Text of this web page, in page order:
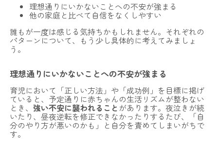
理想通りにいかないことへの不安が強まる
他の家庭と比べて自信をなくしやすい
誰もが一度は感じる気持ちかもしれません。それぞれの
パターンについて、もう少し具体的に考えてみましょ
う。
理想通りにいかないことへの不安が強まる
育児において「正しい方法」や「成功例」を目標に掲げ
ていると、予定通りに赤ちゃんの生活リズムが整わない
とき、 強い不安に襲われること があります。夜泣きが続
いたり、昼夜逆転を修正できなかったりするたび、「自
分のやり方が悪いのかも」と自分を責めてしまいがちで
す。